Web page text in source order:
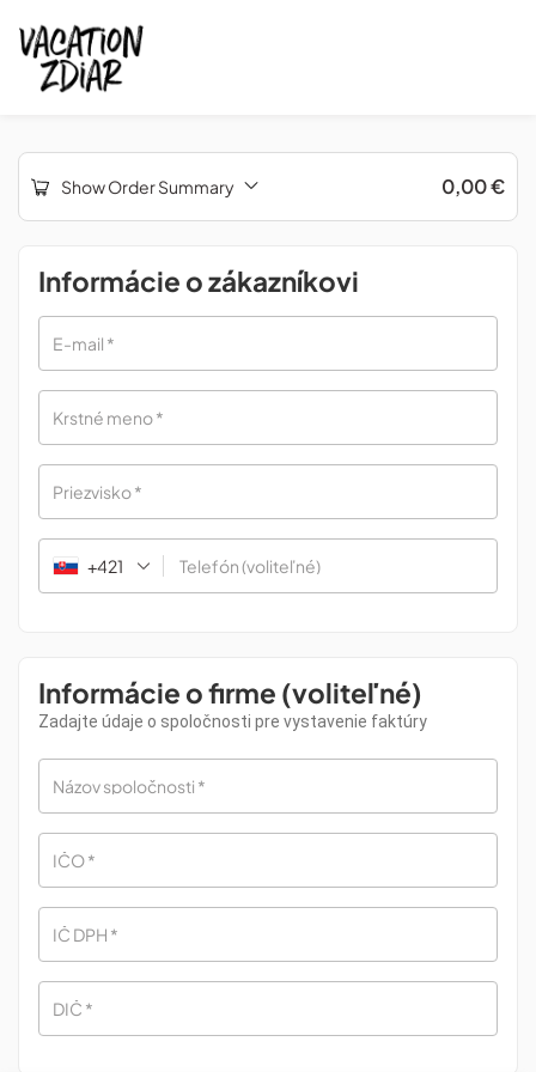
Show Order Summary 0,00€
Informácie o zákazníkovi
E-mail *
Krstné meno*
Priezvisko*
Telefón(voliteľné)
+421
Informácie o firme (voliteľné)
Zadajte údaje o spoločnosti pre vystavenie faktúry
Názov spoločnosti *
IČO*
IČ DPH *
DIČ *